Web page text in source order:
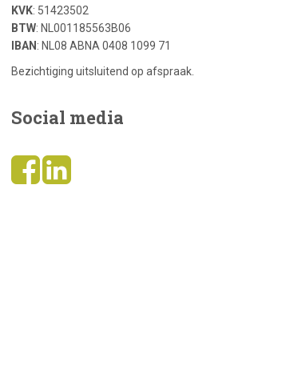
KVK: 51423502
BTW: NL001185563B06
IBAN : NL08 ABNA 0408 1099 71
Bezichtiging uitsluitend op afspraak.
Social media